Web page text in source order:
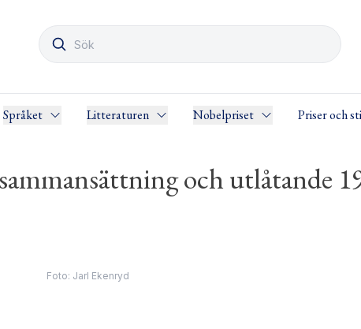
Språket Litteraturen Nobelpriset Priser och
och utlåtande
Foto: Jarl Ekenryd